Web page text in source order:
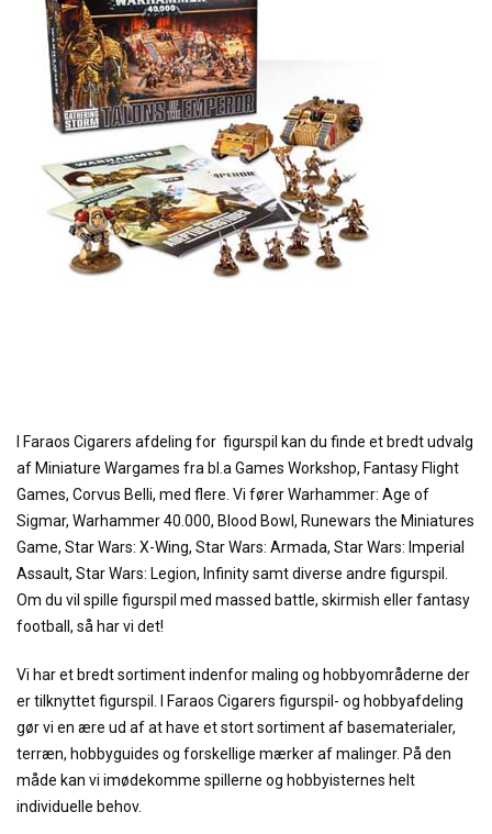
I Faraos Cigarers afdeling for figurspil kan du finde et bredt udvalg
af Miniature Wargames fra bl.a Games Workshop, Fantasy Flight
Games, Corvus Belli, med flere. Vi fører Warhammer: Age of
Sigmar, Warhammer 40.000, Blood Bowl, Runewars the Miniatures
Game, Star Wars: X-Wing, Star Wars: Armada, Star Wars: Imperial
Assault, Star Wars: Legion, Infinity samt diverse andre figurspil.
Om du vil spille figurspil med massed battle, skirmish eller fantasy
football, så har vi det!
Vi har et bredt sortiment indenfor maling og hobbyområderne der
er tilknyttet figurspil. I Faraos Cigarers figurspil- og hobbyafdeling
gør vi en ære ud af at have et stort sortiment af basematerialer,
terræn, hobbyguides og forskellige mærker af malinger. På den
måde kan vi imødekomme spillerne og hobbyisternes helt
individuelle behov.